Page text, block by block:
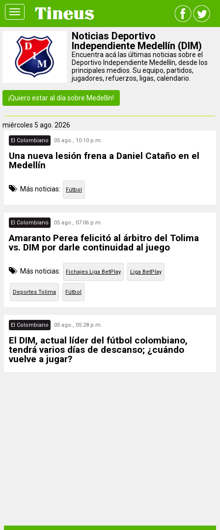
Toggle
navigation
Noticias Deportivo
Independiente Medellín (DIM)
Encuentra acá las últimas noticias sobre el
Deportivo Independiente Medellín, desde los
principales medios. Su equipo, partidos,
jugadores, refuerzos, ligas, calendario.
¡Quiero estar al día sobre Medellín!
miércoles 5 ago. 2026
El Colombiano 05 ago., 10:10 p.m.
Una nueva lesión frena a Daniel Cataño en el
Medellín
Más noticias: Fútbol
El Colombiano 05 ago., 07:06 p.m.
Amaranto Perea felicitó al árbitro del Tolima
vs. DIM por darle continuidad al juego
Más noticias: Fichajes Liga BetPlay Liga BetPlay
Deportes Tolima Fútbol
El Colombiano 05 ago., 05:28 p.m.
El DIM, actual líder del fútbol colombiano,
tendrá varios días de descanso; ¿cuándo
vuelve a jugar?